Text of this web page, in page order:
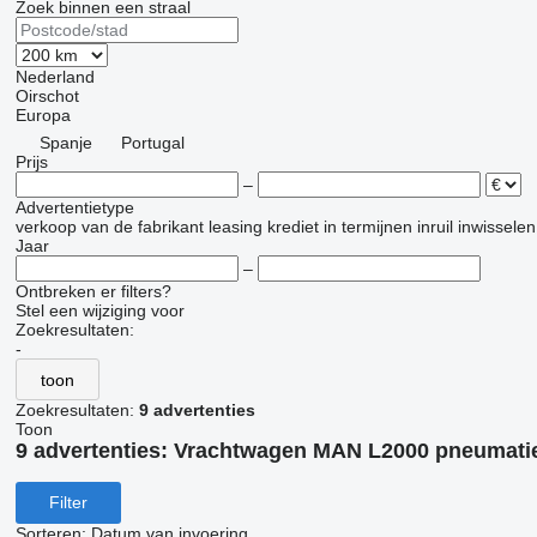
Zoek binnen een straal
Nederland
Oirschot
Europa
Spanje
Portugal
Prijs
–
Advertentietype
verkoop van de fabrikant leasing krediet in termijnen inruil inwisselen
Jaar
–
Ontbreken er filters?
Stel een wijziging voor
Zoekresultaten:
-
toon
Zoekresultaten: 9 advertenties
Toon
9 advertenties: Vrachtwagen MAN L2000
Filter